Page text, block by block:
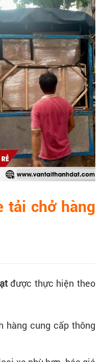
tải chở hàng
được thực hiện theo
hàng cung cấp thông